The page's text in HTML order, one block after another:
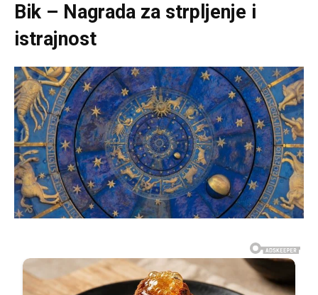
Bik – Nagrada za strpljenje i
istrajnost